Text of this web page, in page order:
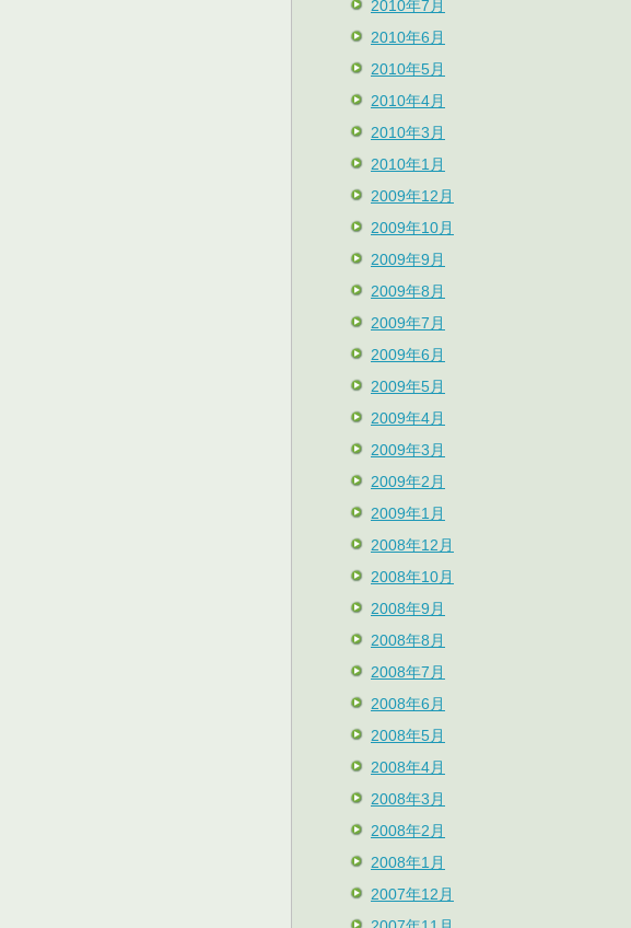
2010年7月
2010年6月
2010年5月
2010年4月
2010年3月
2010年1月
2009年12月
2009年10月
2009年9月
2009年8月
2009年7月
2009年6月
2009年5月
2009年4月
2009年3月
2009年2月
2009年1月
2008年12月
2008年10月
2008年9月
2008年8月
2008年7月
2008年6月
2008年5月
2008年4月
2008年3月
2008年2月
2008年1月
2007年12月